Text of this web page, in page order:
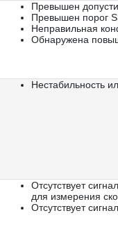
Превышен
Превышен порог
Неправильная
Обнаружена
Нестабильность
Отсутствует
для измерения
Отсутствует